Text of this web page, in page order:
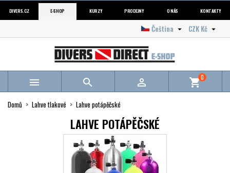
DIVERS.CZ E-SHOP KURZY PRODEJNY O NÁS KONTAKTY
CZK Kč 
Čeština 
   shopping_cart0
Domů Lahve tlakové Lahve potápěčské
LAHVE POTÁPĚČSKÉ